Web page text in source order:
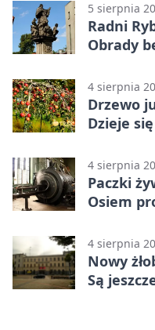
5 sierpnia
Radni
Obrady
4 sierpnia
Drzewo
Dzieje
4 sierpnia
Paczki
Osiem
4 sierpnia
Nowy
Są